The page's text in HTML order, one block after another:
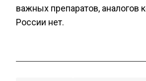
важных препаратов, аналогов
России нет.